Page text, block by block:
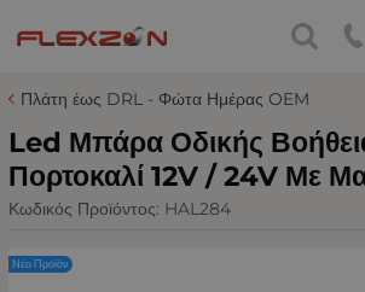
Πλάτη έως DRL - Φώτα Ημέρας OEM
Led Μπάρα Οδικής
Πορτοκαλί 12V / 24V Με
Κωδικός Προϊόντος: HAL284
Νέο Προϊόν